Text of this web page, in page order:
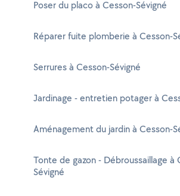
Poser du placo à Cesson-Sévigné
Réparer fuite plomberie à Cesson-
Serrures à Cesson-Sévigné
Jardinage - entretien potager à
Aménagement du jardin à Cesson-
Tonte de gazon - Débroussaillage à
Sévigné